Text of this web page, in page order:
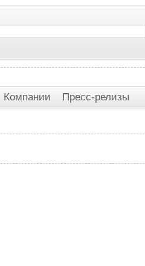
Компании Пресс-релизы